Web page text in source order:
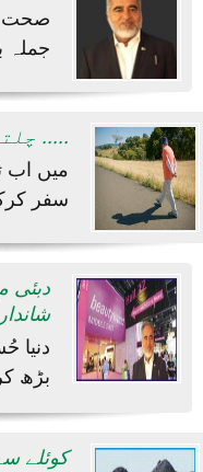
جملہ
چلتے رہیں ،یہی زندگی ہے .....
میں اب
سفر
دبئی
دنیا
بڑھ
کوئلے